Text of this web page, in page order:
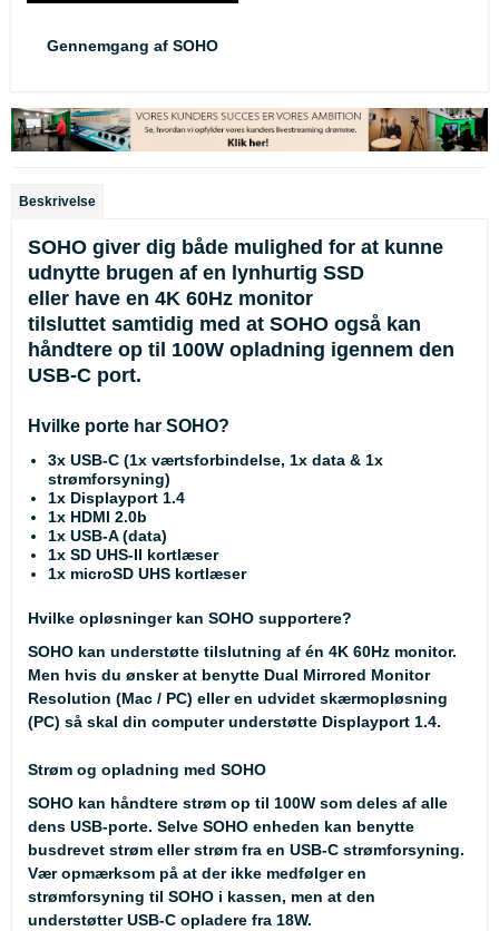
Gennemgang af SOHO
Beskrivelse
SOHO giver dig både mulighed for at kunne
udnytte brugen af en lynhurtig SSD
eller have en 4K 60Hz monitor
tilsluttet samtidig med at SOHO også kan
håndtere op til 100W opladning igennem den
USB-C port.
Hvilke porte har SOHO?
3x USB-C (1x værtsforbindelse, 1x data & 1x
strømforsyning)
1x Displayport 1.4
1x HDMI 2.0b
1x USB-A (data)
1x SD UHS-II kortlæser
1x microSD UHS kortlæser
Hvilke opløsninger kan SOHO supportere?
SOHO kan understøtte tilslutning af én 4K 60Hz monitor.
Men hvis du ønsker at benytte Dual Mirrored Monitor
Resolution (Mac / PC) eller en udvidet skærmopløsning
(PC) så skal din computer understøtte Displayport 1.4.
Strøm og opladning med SOHO
SOHO kan håndtere strøm op til 100W som deles af alle
dens USB-porte. Selve SOHO enheden kan benytte
busdrevet strøm eller strøm fra en USB-C strømforsyning.
Vær opmærksom på at der ikke medfølger en
strømforsyning til SOHO i kassen, men at den
understøtter USB-C opladere fra 18W.